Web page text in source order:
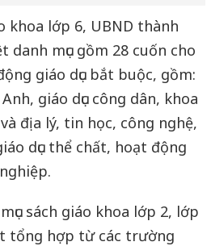
khoa lớp 6, UBND thành
danh mục gồm 28 cuốn cho
giáo dục bắt buộc, gồm:
giáo dục công dân, khoa
địa lý, tin học, công nghệ,
dục thể chất, hoạt động
sách giáo khoa lớp 2, lớp
tổng hợp từ các trường